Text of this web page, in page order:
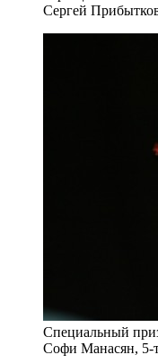
Сергей
Специальный
Софи Манасян, 5-